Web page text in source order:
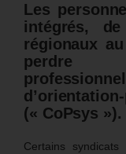
Les
intégrés,
régionaux
perdre
(« CoPsys »).
Certains